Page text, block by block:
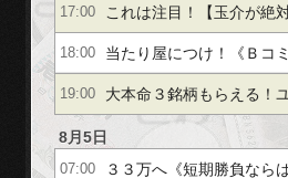
UFJ【＋６３％】
５％】[4755]楽天グルー
17:00 これは注目！【玉介が絶
古野電気【２桁上昇】サ
７％】ＪＳＨ【＋４１％
18:00 当たり屋につけ！《Ｂコ
える》古野電気【＋２５
イス【２．６倍】
19:00 大本命３銘柄もらえる！
４％】カカクコム【＋５
【＋６７％】他
8月5日
07:00 ３３万へ《短期勝負なら